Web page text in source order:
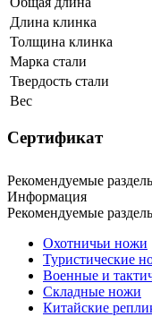
Длина клинка
Толщина клинка
Марка стали
Твердость стали
Вес
Сертификат
Рекомендуемые
Информация
Рекомендуемые
Охотничьи ножи
Туристические
Военные и
Складные ножи
Китайские